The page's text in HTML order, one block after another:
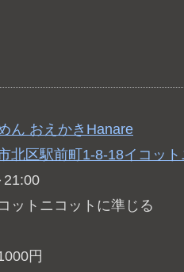
ん おえかきHanare
北区駅前町1-8-18イコット
21:00
ットニコットに準じる
円